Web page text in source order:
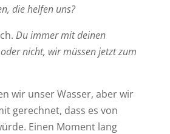
die helfen uns?
Du immer mit deinen
nicht, wir müssen jetzt zum
wir unser Wasser, aber wir
gerechnet, dass es von
Einen Moment lang